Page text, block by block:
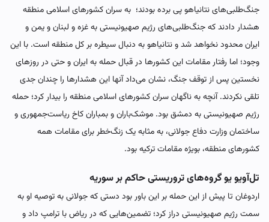
جنگ‌طلبی‌های نتانیاهو پی برده بودند؛ به سران کشورهای اسلامی منطقه
هشدار دادند که جنگ‌طلبی‌های رژیم صهیونیستی به غزه و لبنان و یمن و
ایران محدود نخواهد شد و نتانیاهو به دنبال سیطره بر کل منطقه است. با این
وجود؛ اما رفتار مقامات این کشورها در قبال حمله به ایران و حتی در روزهای
نخستین پس از توقف جنگ، نشان می‌داد آنها این هشدارها را چندان جدی
تلقی نکردند. آنچه به ناگهان سران کشورهای اسلامی منطقه را بیدار کرد؛ حمله
رژیم صهیونیستی به دمشق بود. موشک‌باران و بمباران کاخ ریاست‌جمهوری و
ساختمان وزارت دفاع جولانی، به مثابه یک‌ زنگ‌خطر برای مقامات همه
کشورهای منطقه، بویژه مقامات ترکیه بود.
تل‌آویو یو گروه‌های تروریستی حاکم بر سوریه
اردوغان تا پیش از این حمله بر این باور بود دستی که جولانی به توصیه او به
سمت رژیم صهیونیستی دراز کرد؛ تضمین‌هایی که در ریاض با ترامپ داد و